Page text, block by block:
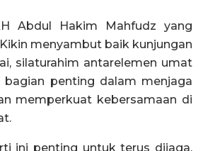
Abdul Hakim Mahfudz yang
menyambut baik kunjungan
silaturahim antarelemen umat
bagian penting dalam menjaga
memperkuat kebersamaan di
ini penting untuk terus dijaga,